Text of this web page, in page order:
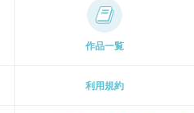
作品一覧
利用規約